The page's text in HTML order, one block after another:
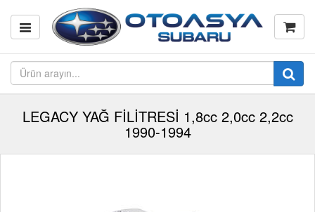
LEGACY YAĞ FİLİTRESİ 1,8cc 2,0cc 2,2cc
1990-1994